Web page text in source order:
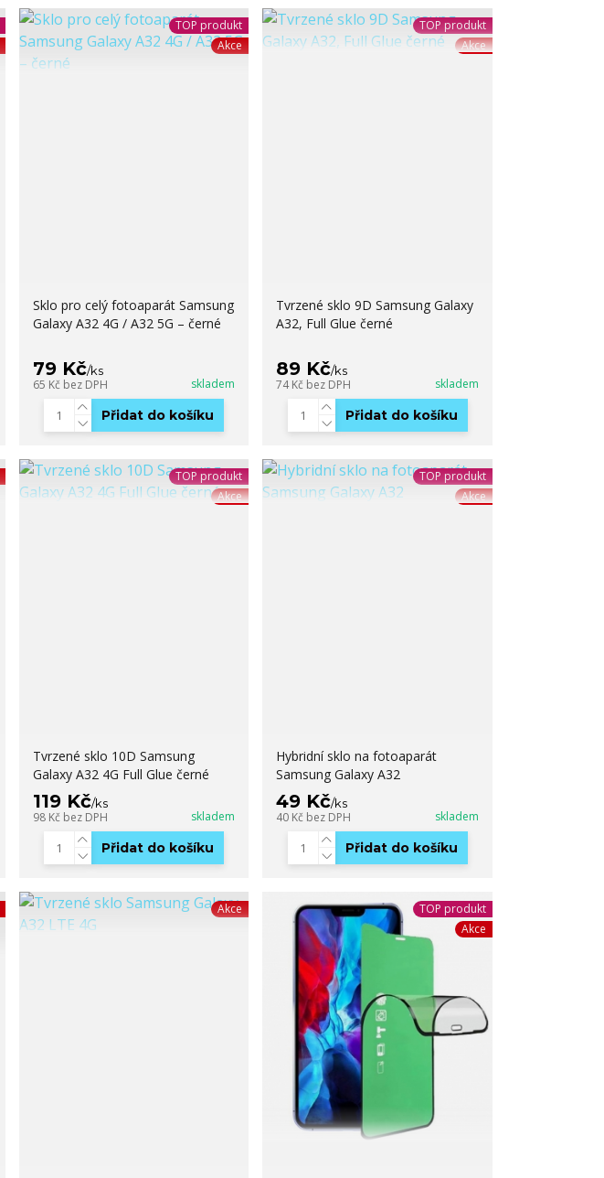
TOP produkt
Akce
Sklo pro celý fotoaparát Samsung
Galaxy A32 4G / A32 5G – černé
79 Kč/ks
65 Kč bez DPH skladem
Přidat do košíku
TOP produkt
Akce
Tvrzené sklo 9D Samsung Galaxy
A32, Full Glue černé
89 Kč/ks
74 Kč bez DPH skladem
Přidat do košíku
TOP produkt
Akce
Tvrzené sklo 10D Samsung
Galaxy A32 4G Full Glue černé
119 Kč/ks
98 Kč bez DPH skladem
Přidat do košíku
TOP produkt
Akce
Hybridní sklo na fotoaparát
Samsung Galaxy A32
49 Kč/ks
40 Kč bez DPH skladem
Přidat do košíku
Akce
TOP produkt
Akce